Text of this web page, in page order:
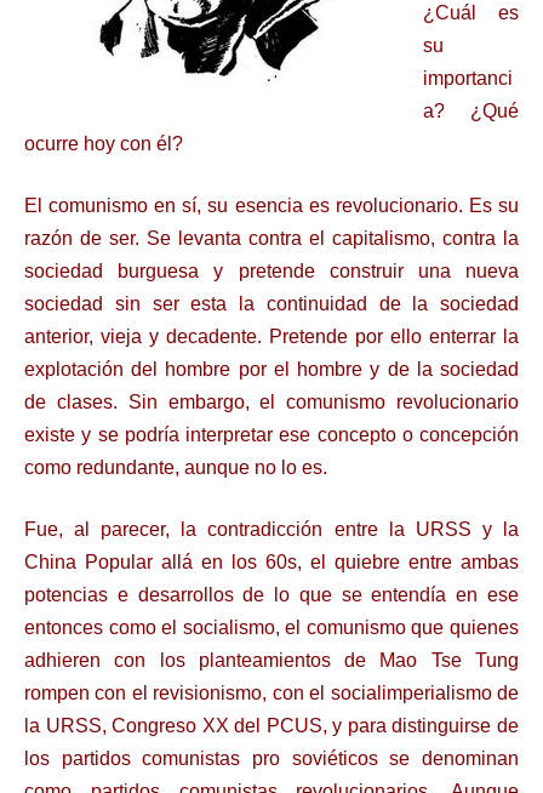
¿Cuál es
su
importanci
a? ¿Qué
ocurre hoy con él?
El comunismo en sí, su esencia es revolucionario. Es su
razón de ser. Se levanta contra el capitalismo, contra la
sociedad burguesa y pretende construir una nueva
sociedad sin ser esta la continuidad de la sociedad
anterior, vieja y decadente. Pretende por ello enterrar la
explotación del hombre por el hombre y de la sociedad
de clases. Sin embargo, el comunismo revolucionario
existe y se podría interpretar ese concepto o concepción
como redundante, aunque no lo es.
Fue, al parecer, la contradicción entre la URSS y la
China Popular allá en los 60s, el quiebre entre ambas
potencias e desarrollos de lo que se entendía en ese
entonces como el socialismo, el comunismo que quienes
adhieren con los planteamientos de Mao Tse Tung
rompen con el revisionismo, con el socialimperialismo de
la URSS, Congreso XX del PCUS, y para distinguirse de
los partidos comunistas pro soviéticos se denominan